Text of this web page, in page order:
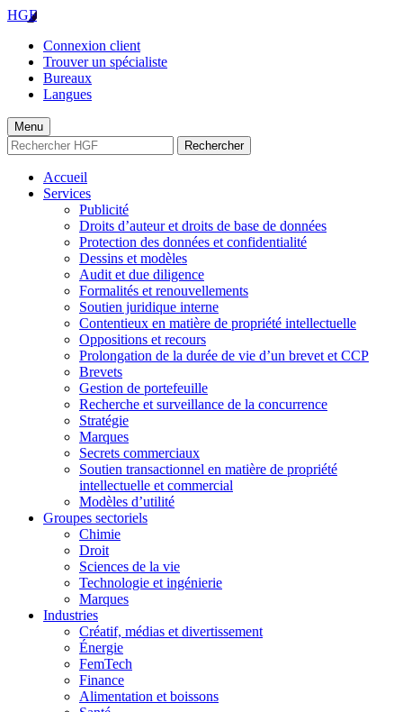
HGF
Connexion client
Trouver un spécialiste
Bureaux
Langues
Menu
Rechercher
Accueil
Services
Publicité
Droits d’auteur et droits de base de données
Protection des données et confidentialité
Dessins et modèles
Audit et due diligence
Formalités et renouvellements
Soutien juridique interne
Contentieux en matière de propriété intellectuelle
Oppositions et recours
Prolongation de la durée de vie d’un brevet et CCP
Brevets
Gestion de portefeuille
Recherche et surveillance de la concurrence
Stratégie
Marques
Secrets commerciaux
Soutien transactionnel en matière de propriété
intellectuelle et commercial
Modèles d’utilité
Groupes sectoriels
Chimie
Droit
Sciences de la vie
Technologie et ingénierie
Marques
Industries
Créatif, médias et divertissement
Énergie
FemTech
Finance
Alimentation et boissons